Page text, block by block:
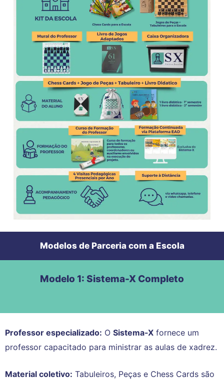
Modelos de Parceria com a Escola
Modelo 1: Sistema-X Completo
Professor especializado: O Sistema-X fornece um
professor capacitado para ministrar as aulas de xadrez.
Material coletivo: Tabuleiros, Peças e Chess Cards são